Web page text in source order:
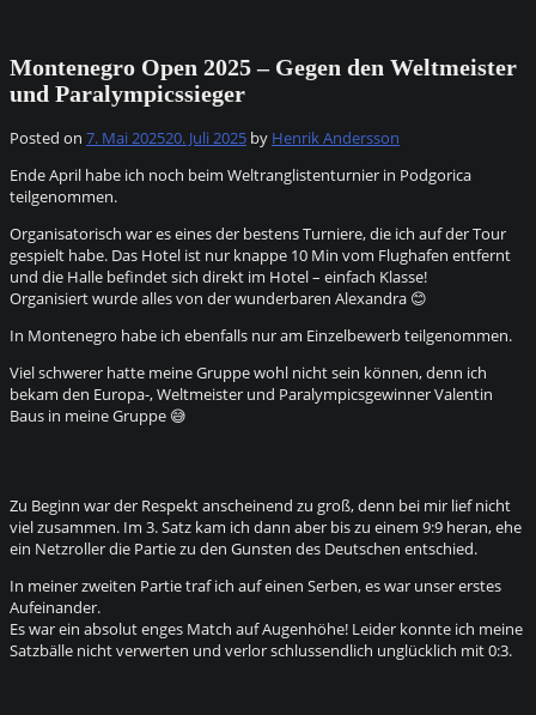
Montenegro Open 2025 – Gegen den Weltmeister
und Paralympicssieger
Posted on 7. Mai 202520. Juli 2025 by Henrik Andersson
Ende April habe ich noch beim Weltranglistenturnier in Podgorica
teilgenommen.
Organisatorisch war es eines der bestens Turniere, die ich auf der Tour
gespielt habe. Das Hotel ist nur knappe 10 Min vom Flughafen entfernt
und die Halle befindet sich direkt im Hotel – einfach Klasse!
Organisiert wurde alles von der wunderbaren Alexandra 😊
In Montenegro habe ich ebenfalls nur am Einzelbewerb teilgenommen.
Viel schwerer hatte meine Gruppe wohl nicht sein können, denn ich
bekam den Europa-, Weltmeister und Paralympicsgewinner Valentin
Baus in meine Gruppe 😅
Zu Beginn war der Respekt anscheinend zu groß, denn bei mir lief nicht
viel zusammen. Im 3. Satz kam ich dann aber bis zu einem 9:9 heran, ehe
ein Netzroller die Partie zu den Gunsten des Deutschen entschied.
In meiner zweiten Partie traf ich auf einen Serben, es war unser erstes
Aufeinander.
Es war ein absolut enges Match auf Augenhöhe! Leider konnte ich meine
Satzbälle nicht verwerten und verlor schlussendlich unglücklich mit 0:3.